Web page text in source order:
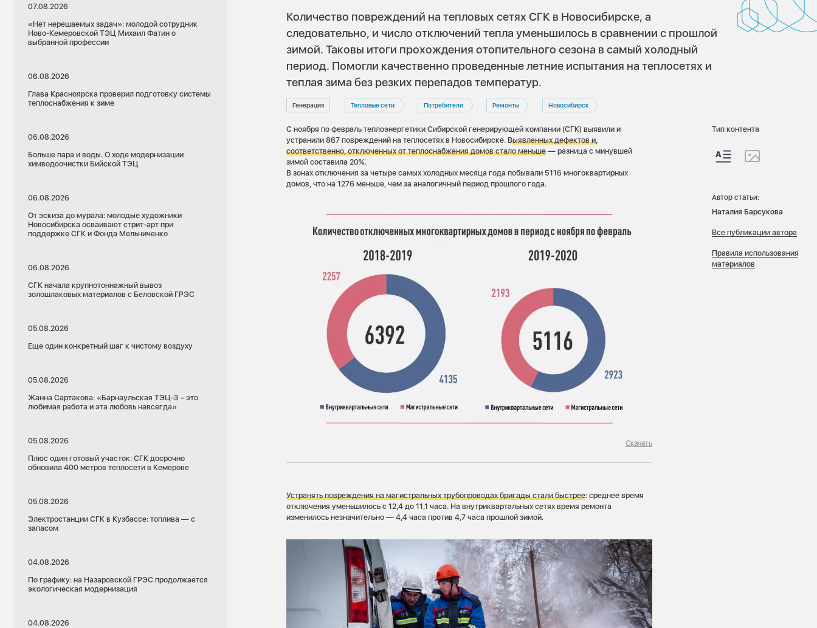
07.08.2026
«Нет нерешаемых задач»: молодой сотрудник
Ново-Кемеровской ТЭЦ Михаил Фатин о
выбранной профессии
06.08.2026
Глава Красноярска проверил подготовку системы
теплоснабжения к зиме
06.08.2026
Больше пара и воды. О ходе модернизации
химводоочистки Бийской ТЭЦ
06.08.2026
От эскиза до мурала: молодые художники
Новосибирска осваивают стрит-арт при
поддержке СГК и Фонда Мельниченко
06.08.2026
СГК начала крупнотоннажный вывоз
золошлаковых материалов с Беловской ГРЭС
05.08.2026
Еще один конкретный шаг к чистому воздуху
05.08.2026
Жанна Сартакова: «Барнаульская ТЭЦ-3 – это
любимая работа и эта любовь навсегда»
05.08.2026
Плюс один готовый участок: СГК досрочно
обновила 400 метров теплосети в Кемерове
05.08.2026
Электростанции СГК в Кузбассе: топлива — с
запасом
04.08.2026
По графику: на Назаровской ГРЭС продолжается
экологическая модернизация
04.08.2026
Количество повреждений на тепловых сетях СГК в Новосибирске, а
следовательно, и число отключений тепла уменьшилось в сравнении с прошлой
зимой. Таковы итоги прохождения отопительного сезона в самый холодный
период. Помогли качественно проведенные летние испытания на теплосетях и
теплая зима без резких перепадов температур.
Генерация Тепловые сети Потребители Ремонты Новосибирск
С ноября по февраль теплоэнергетики Сибирской генерирующей компании (СГК) выявили и
устранили 867 повреждений на теплосетях в Новосибирске. Выявленных дефектов и,
соответственно, отключенных от теплоснабжения домов стало меньше — разница с минувшей
зимой составила 20%.
В зонах отключения за четыре самых холодных месяца года побывали 5116 многоквартирных
домов, что на 1276 меньше, чем за аналогичный период прошлого года.
Скачать
Устранять повреждения на магистральных трубопроводах бригады стали быстрее: среднее время
отключения уменьшилось с 12,4 до 11,1 часа. На внутриквартальных сетях время ремонта
изменилось незначительно — 4,4 часа против 4,7 часа прошлой зимой.
Тип контента
Автор статьи:
Наталия Барсукова
Все публикации автора
Правила использования
материалов